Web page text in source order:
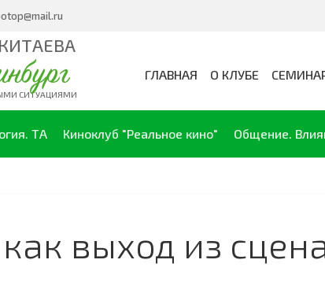
СИТУАЦИЯМИ
ГЛАВНАЯ О КЛУБЕ
ТА Киноклуб "Реальное кино" Общение.
как выход из